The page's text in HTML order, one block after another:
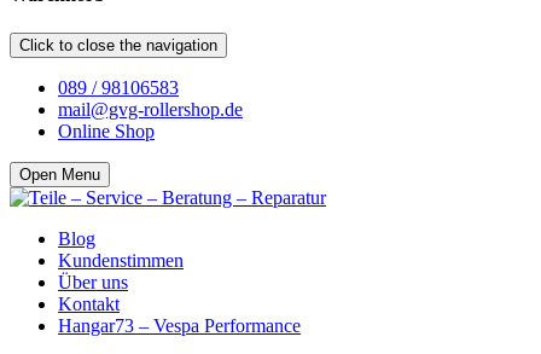
Click to close the navigation
089 / 98106583
mail@gvg-rollershop.de
Online Shop
Open Menu
Blog
Kundenstimmen
Über uns
Kontakt
Hangar73 – Vespa Performance